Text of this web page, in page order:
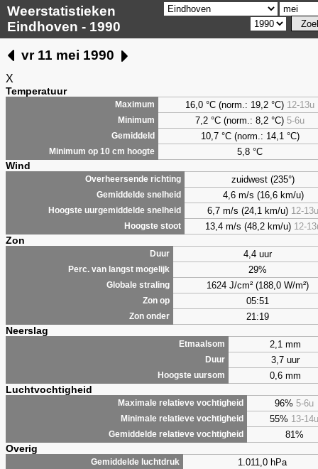
Weerstatistieken
Eindhoven - 1990
vr 11 mei 1990
X
Temperatuur
Maximum 16,0 °C (norm.: 19,2 °C) 12-13u
Minimum 7,2 °C (norm.: 8,2 °C) 5-6u
Gemiddeld 10,7 °C (norm.: 14,1 °C)
Minimum op 10 cm hoogte 5,8 °C
Wind
Overheersende richting zuidwest (235°)
Gemiddelde snelheid 4,6 m/s (16,6 km/u)
Hoogste uurgemiddelde snelheid 6,7 m/s (24,1 km/u) 12-13u
Hoogste stoot 13,4 m/s (48,2 km/u) 12-
Zon
Duur 4,4 uur
Perc. van langst mogelijk 29%
Globale straling 1624 J/cm² (188,0 W/m²)
Zon op 05:51
Zon onder 21:19
Neerslag
Etmaalsom 2,1 mm
Duur 3,7 uur
Hoogste uursom 0,6 mm
Luchtvochtigheid
Maximale relatieve vochtigheid 96% 5-6u
Minimale relatieve vochtigheid 55% 13-14u
Gemiddelde relatieve vochtigheid 81%
Overig
Gemiddelde luchtdruk 1.011,0 hPa